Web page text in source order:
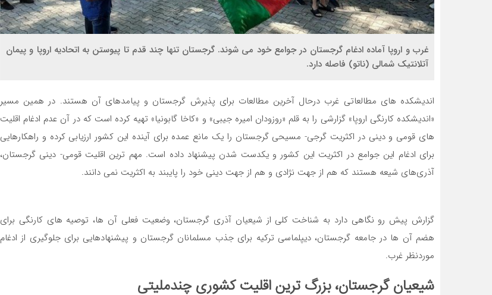
غرب و اروپا آماده ادغام گرجستان در جوامع خود می ‌شوند. گرجستان تنها چند قدم تا پیوستن به اتحادیه اروپا و پیمان
آتلانتیک شمالی (ناتو) فاصله دارد.
اندیشکده‌ های مطالعاتی غرب درحال آخرین مطالعات برای پذیرش گرجستان و پیامدهای آن هستند. در همین مسیر
«اندیشکده کارنگی اروپا» گزارشی را به قلم «روزودان امیره جیبی» و «کاخا گابونیا» تهیه کرده است که در آن عدم ادغام اقلیت‌
های قومی و دینی در اکثریت گرجی- مسیحی گرجستان را یک مانع عمده برای آینده این کشور ارزیابی کرده و راهکارهایی
برای ادغام این جوامع در اکثریت این کشور و یکدست ‌شدن پیشنهاد داده است. مهم ‌ترین اقلیت قومی- دینی گرجستان،
آذری‌های شیعه هستند که هم از جهت نژادی و هم از جهت دینی خود را پایبند به اکثریت نمی ‌دانند.
گزارش پیش‌ رو نگاهی دارد به شناخت کلی از شیعیان آذری گرجستان، وضعیت فعلی آن‌ ها، توصیه‌ های کارنگی برای
هضم آن‌ ها در جامعه گرجستان، دیپلماسی ترکیه برای جذب مسلمانان گرجستان و پیشنهادهایی برای جلوگیری از ادغام
موردنظر غرب.
شیعیان گرجستان، بزرگ‌ ترین اقلیت کشوری چندملیتی